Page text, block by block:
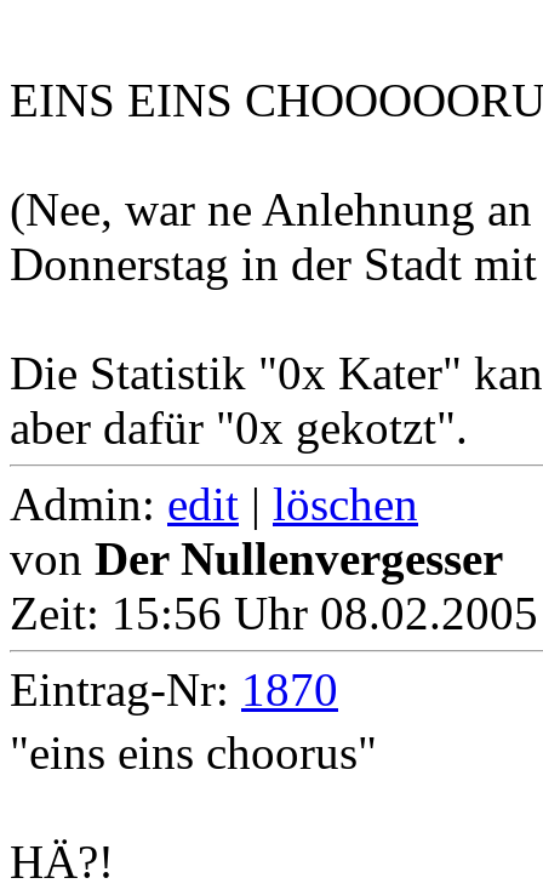
EINS EINS
(Nee, war ne Anlehnung
Donnerstag in der Stadt
Die Statistik "0x Kater"
aber dafür "0x gekotzt".
Admin: edit | löschen
von Der Nullenvergesser
Zeit: 15:56 Uhr
Eintrag-Nr: 1870
"eins eins choorus"
HÄ?!